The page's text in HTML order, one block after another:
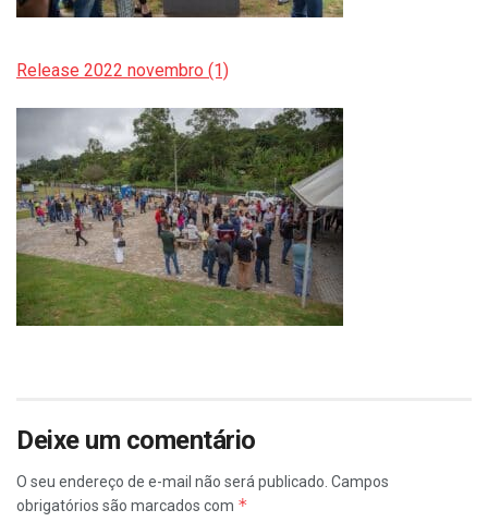
Release 2022 novembro (1)
Deixe um comentário
O seu endereço de e-mail não será publicado. Campos
obrigatórios são marcados com *